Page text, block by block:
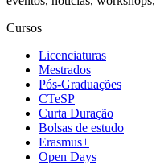
Cursos
Licenciaturas
Mestrados
Pós-Graduações
CTeSP
Curta Duração
Bolsas de estudo
Erasmus+
Open Days